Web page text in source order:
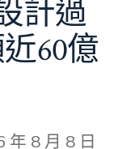
計過
60億
年 8 月 8 日